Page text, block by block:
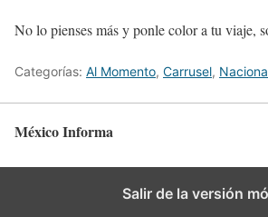
No lo pienses más y ponle color a tu viaje,
Categorías: Al Momento, Carrusel,
México Informa
Salir de la versión